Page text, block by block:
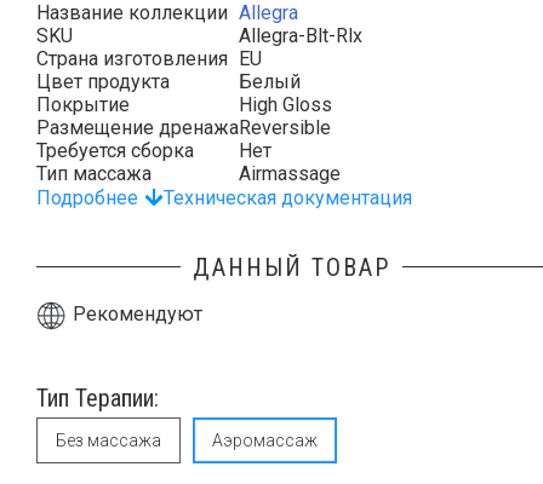
Название коллекции Allegra
SKU
Allegra-Blt-Rlx
Страна изготовления EU
Цвет продукта
Белый
Покрытие
High Gloss
Размещение дренажаReversible
Требуется сборка
Нет
Тип массажа
Airmassage
Подробнее
Техническая документация
ДАННЫЙ ТОВАР
Рекомендуют
Тип Терапии:
Без массажа Аэромассаж